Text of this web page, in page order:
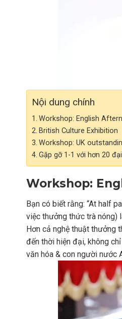
Nội dung chính
Workshop: English
British Culture Exhibition
Workshop: UK
Gặp gỡ 1-1 với hơn 20
Workshop:
Bạn có biết rằng: “At half
việc thưởng thức trà nóng)
Hơn cả nghệ thuật thưởng
đến thời hiện đại, không
văn hóa & con người nước